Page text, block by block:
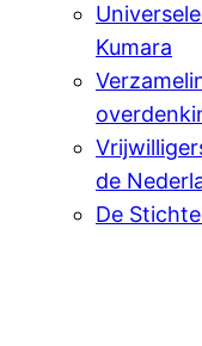
Kumara
de
De